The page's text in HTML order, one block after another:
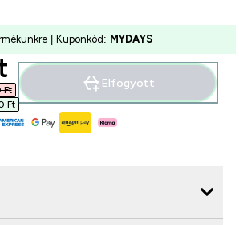
| Kuponkód: MYDAYS
price
Ft‎
Ft‎
Elfogyott